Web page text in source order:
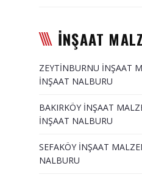
İNŞAAT
ZEYTİNBURNU İNŞAAT
İNŞAAT NALBURU
BAKIRKÖY İNŞAAT
İNŞAAT NALBURU
SEFAKÖY İNŞAAT
NALBURU